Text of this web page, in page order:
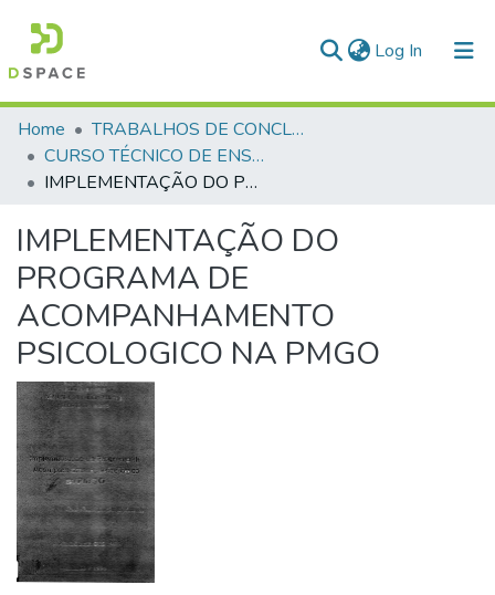
Log In (current)
Communities & Collections
All of DSpace
Home
TRABALHOS DE CONCLUSÃO DE CURSO - CTE (CURSO TÉCNICO DE ENSINO)
CURSO TÉCNICO DE ENSINO - CTE - 1994
IMPLEMENTAÇÃO DO PROGRAMA DE ACOMPANHAMENTO PSICOLOGICO NA PMGO
IMPLEMENTAÇÃO DO
PROGRAMA DE
ACOMPANHAMENTO
PSICOLOGICO NA PMGO